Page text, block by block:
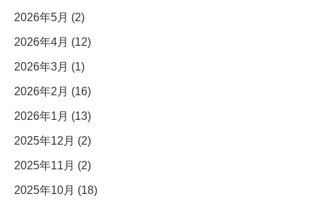
2026年5月 (2)
2026年4月 (12)
2026年3月 (1)
2026年2月 (16)
2026年1月 (13)
2025年12月 (2)
2025年11月 (2)
2025年10月 (18)